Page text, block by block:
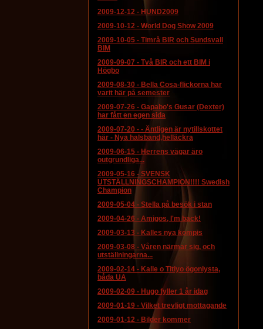
2009-12-12 - HUND2009
2009-10-12 - World Dog Show 2009
2009-10-05 - Timrå BIR och Sundsvall
BIM
2009-09-07 - Två BIR och ett BIM i
Högbo
2009-08-30 - Bella Cosa-flickorna har
varit här på semester
2009-07-26 - Gapabo's Gusar (Dexter)
har fått en egen sida
2009-07-20 - - Äntligen är nytillskottet
här - Nya halsband,helläckra
2009-06-15 - Herrens vägar äro
outgrundliga...
2009-05-16 - SVENSK
UTSTÄLLNINGSCHAMPION!!!! Swedish
Champion
2009-05-04 - Stella på besök i stan
2009-04-26 - Amigos, I'm back!
2009-03-13 - Kalles nya kompis
2009-03-08 - Våren närmar sig, och
utställningarna...
2009-02-14 - Kalle o Titiyo ögonlysta,
båda UA
2009-02-09 - Hugo fyller 1 år idag
2009-01-19 - Vilket trevligt mottagande
2009-01-12 - Bilder kommer